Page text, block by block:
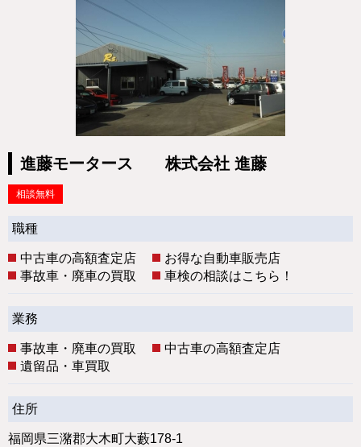
進藤モータース 株式会社 進藤
相談無料
職種
中古車の高額査定店
お得な自動車販売店
事故車・廃車の買取
車検の相談はこちら！
業務
事故車・廃車の買取
中古車の高額査定店
遺留品・車買取
住所
福岡県三潴郡大木町大藪178-1